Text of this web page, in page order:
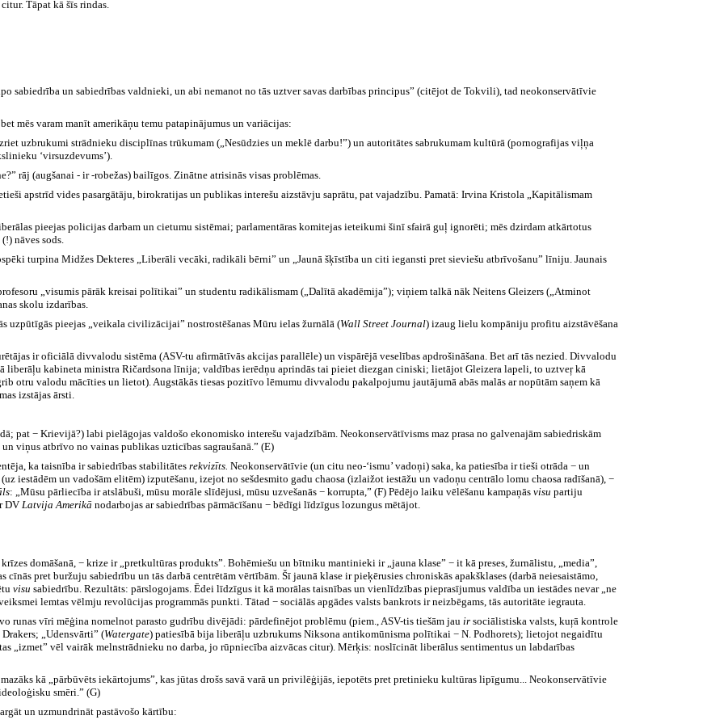
Tāpat kā šīs rindas.
sabiedrība un sabiedrības valdnieki, un abi nemanot no tās uztver savas darbības principus” (citējot de Tokvili), tad neokonservātīvie
mēs varam manīt amerikāņu temu patapinājumus un variācijas:
uzbrukumi strādnieku disciplīnas trūkumam („Nesūdzies un meklē darbu!”) un autoritātes sabrukumam kultūrā (pornografijas viļņa
‘virsuzdevums’).
rāj (augšanai - ir -robežas) bailīgos. Zinātne atrisinās visas problēmas.
apstrīd vides pasargātāju, birokratijas un publikas interešu aizstāvju saprātu, pat vajadzību. Pamatā: Irvina Kristola „Kapitālismam
pieejas policijas darbam un cietumu sistēmai; parlamentāras komitejas ieteikumi šinī sfairā guļ ignorēti; mēs dzirdam atkārtotus
nāves sods.
turpina Midžes Dekteres „Liberāli vecāki, radikāli bērni” un „Jaunā šķīstība un citi iegansti pret sieviešu atbrīvošanu” līniju. Jaunais
„visumis pārāk kreisai polītikai” un studentu radikālismam („Dalītā akadēmija”); viņiem talkā nāk Neitens Gleizers („Atminot
skolu izdarības.
uzpūtīgās pieejas „veikala civilizācijai” nostrostēšanas Mūru ielas žurnālā (Wall Street Journal) izaug lielu kompāniju profitu aizstāvēšana
ir oficiālā divvalodu sistēma (ASV-tu afirmātīvās akcijas parallēle) un vispārējā veselības apdrošināšana. Bet arī tās nezied. Divvalodu
liberāļu kabineta ministra Ričardsona līnija; valdības ierēdņu aprindās tai pieiet diezgan ciniski; lietājot Gleizera lapeli, to uztveŗ kā
otru valodu mācīties un lietot). Augstākās tiesas pozitīvo lēmumu divvalodu pakalpojumu jautājumā abās malās ar nopūtām saņem kā
izstājas ārsti.
pat − Krievijā?) labi pielāgojas valdošo ekonomisko interešu vajadzībām. Neokonservātīvisms maz prasa no galvenajām sabiedriskām
viņus atbrīvo no vainas publikas uzticības sagraušanā.” (E)
ka taisnība ir sabiedrības stabilitātes rekvizīts. Neokonservātīvie (un citu neo-‘ismu’ vadoņi) saka, ka patiesība ir tieši otrāda − un
iestādēm un vadošām elitēm) izputēšanu, izejot no sešdesmito gadu chaosa (izlaižot iestāžu un vadoņu centrālo lomu chaosa radīšanā), −
: „Mūsu pārliecība ir atslābuši, mūsu morāle slīdējusi, mūsu uzvešanās − korrupta,” (F) Pēdējo laiku vēlēšanu kampaņās visu partiju
DV Latvija Amerikā nodarbojas ar sabiedrības pārmācīšanu − bēdīgi līdzīgus lozungus mētājot.
domāšanā, − krize ir „pretkultūras produkts”. Bohēmiešu un bītniku mantinieki ir „jauna klase” − it kā preses, žurnālistu, „media”,
pret buržuju sabiedrību un tās darbā centrētām vērtībām. Šī jaunā klase ir pieķērusies chroniskās apakšklases (darbā neiesaistāmo,
visu sabiedrību. Rezultāts: pārslogojams. Ēdei līdzīgus it kā morālas taisnības un vienlīdzības pieprasījumus valdība un iestādes nevar „ne
lemtas vēlmju revolūcijas programmās punkti. Tātad − sociālās apgādes valsts bankrots ir neizbēgams, tās autoritāte iegrauta.
runas vīri mēģina nomelnot parasto gudrību divējādi: pārdefinējot problēmu (piem., ASV-tis tiešām jau ir sociālistiska valsts, kuŗā kontrole
„Udensvārti” (Watergate) patiesībā bija liberāļu uzbrukums Niksona antikomūnisma polītikai − N. Podhorets); lietojot negaidītu
„izmet” vēl vairāk melnstrādnieku no darba, jo rūpniecība aizvācas citur). Mērķis: noslīcināt liberālus sentimentus un labdarības
kā „pārbūvēts iekārtojums”, kas jūtas drošs savā varā un privilēģijās, iepotēts pret pretinieku kultūras lipīgumu... Neokonservātīvie
smēri.” (G)
un uzmundrināt pastāvošo kārtību: